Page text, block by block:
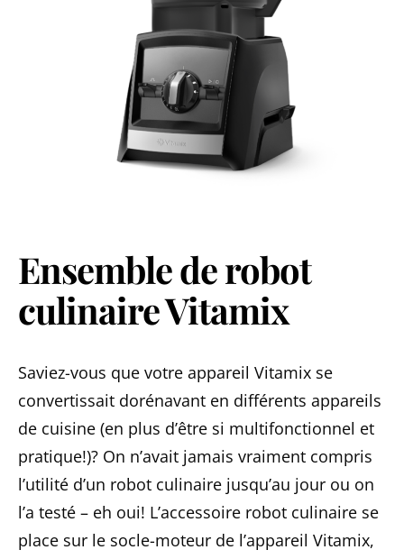
Ensemble de robot
culinaire Vitamix
Saviez-vous que votre appareil Vitamix se
convertissait dorénavant en différents appareils
de cuisine (en plus d’être si multifonctionnel et
pratique!)? On n’avait jamais vraiment compris
l’utilité d’un robot culinaire jusqu’au jour ou on
l’a testé – eh oui! L’accessoire robot culinaire se
place sur le socle-moteur de l’appareil Vitamix,